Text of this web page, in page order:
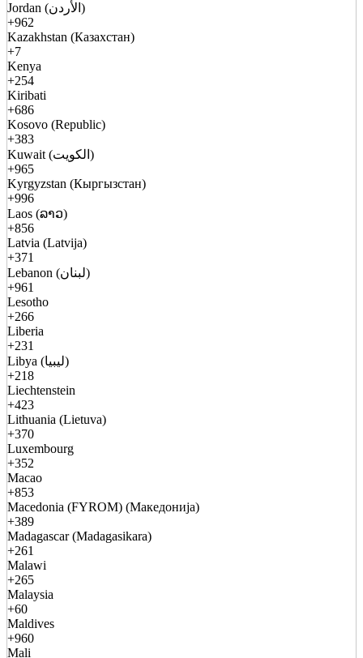
Jordan (الأردن)
+962
Kazakhstan (Казахстан)
+7
Kenya
+254
Kiribati
+686
Kosovo (Republic)
+383
Kuwait (الكويت)
+965
Kyrgyzstan (Кыргызстан)
+996
Laos (ລາວ)
+856
Latvia (Latvija)
+371
Lebanon (لبنان)
+961
Lesotho
+266
Liberia
+231
Libya (ليبيا)
+218
Liechtenstein
+423
Lithuania (Lietuva)
+370
Luxembourg
+352
Macao
+853
Macedonia (FYROM) (Македонија)
+389
Madagascar (Madagasikara)
+261
Malawi
+265
Malaysia
+60
Maldives
+960
Mali